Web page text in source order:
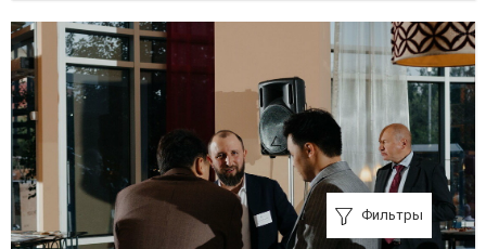
Фильтры